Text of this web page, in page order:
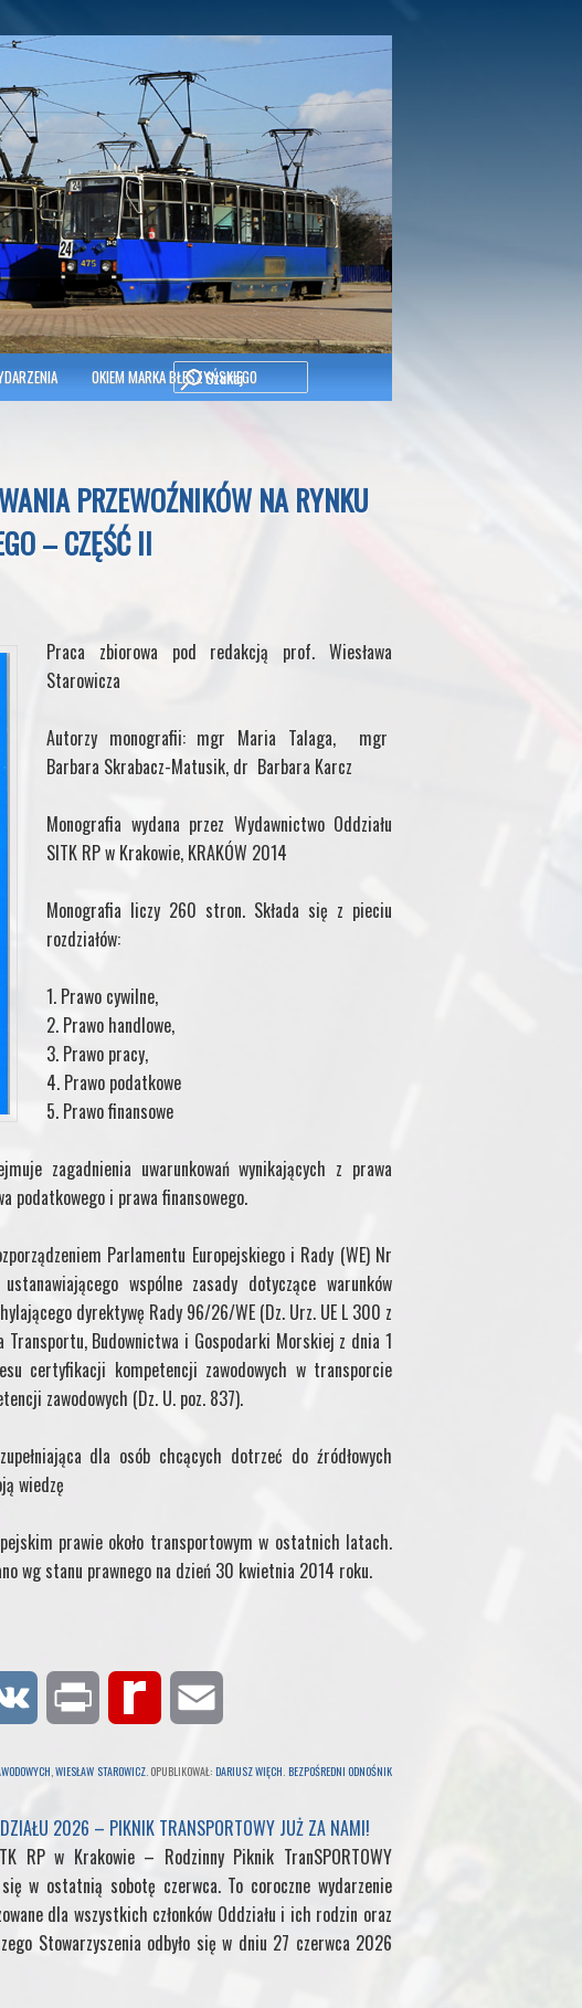
Szukaj
OKIEM MARKA BŁESZYŃSKIEGO
PRZEWOŹNIKÓW NA RYNKU
– CZĘŚĆ II
Praca zbiorowa pod redakcją prof. Wiesława
Starowicza
Autorzy monografii: mgr Maria Talaga, mgr
Barbara Skrabacz-Matusik, dr Barbara Karcz
Monografia wydana przez Wydawnictwo Oddziału
SITK RP w Krakowie, KRAKÓW 2014
Monografia liczy 260 stron. Składa się z pieciu
rozdziałów:
Prawo cywilne,
Prawo handlowe,
Prawo pracy,
Prawo podatkowe
Prawo finansowe
zagadnienia uwarunkowań wynikających z prawa
podatkowego i prawa finansowego.
Parlamentu Europejskiego i Rady (WE) Nr
wspólne zasady dotyczące warunków
dyrektywę Rady 96/26/WE (Dz. Urz. UE L 300 z
Budownictwa i Gospodarki Morskiej z dnia 1
certyfikacji kompetencji zawodowych w transporcie
zawodowych (Dz. U. poz. 837).
dla osób chcących dotrzeć do źródłowych
wiedzę
prawie około transportowym w ostatnich latach.
wg stanu prawnego na dzień 30 kwietnia 2014 roku.
n
t
f
i
l
,WIESŁAW STAROWICZ. OPUBLIKOWAŁ: DARIUSZ WIĘCH. BEZPOŚREDNI ODNOŚNIK
2026 – PIKNIK TRANSPORTOWY JUŻ ZA NAMI!
RP w Krakowie – Rodzinny Piknik TranSPORTOWY
w ostatnią sobotę czerwca. To coroczne wydarzenie
dla wszystkich członków Oddziału i ich rodzin oraz
Stowarzyszenia odbyło się w dniu 27 czerwca 2026